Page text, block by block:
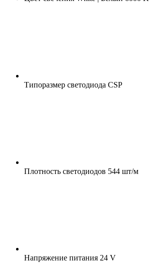
Типоразмер светодиода CSP
Плотность светодиодов 544 шт/м
Напряжение питания 24 V